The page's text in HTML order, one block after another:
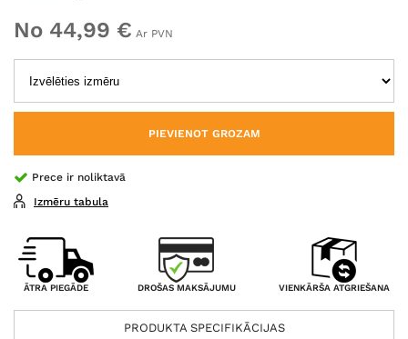
No 44,99 € Ar PVN
PIEVIENOT GROZAM
Prece ir noliktavā
Izmēru tabula
ĀTRA PIEGĀDE DROŠAS MAKSĀJUMU VIENKĀRŠA ATGRIEŠANA
PRODUKTA SPECIFIKĀCIJAS